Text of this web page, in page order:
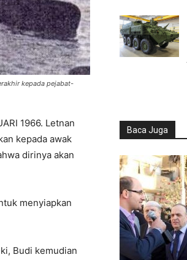
kepada pejabat-
1966. Letnan
kepada awak
dirinya akan
menyiapkan
Budi kemudian
Baca Juga